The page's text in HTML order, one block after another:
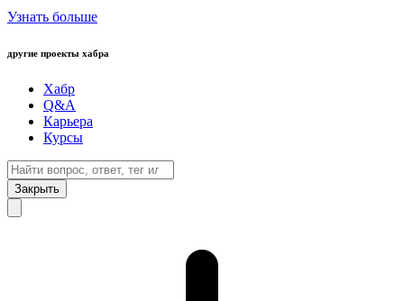
Узнать больше
другие проекты хабра
Хабр
Q&A
Карьера
Курсы
Закрыть